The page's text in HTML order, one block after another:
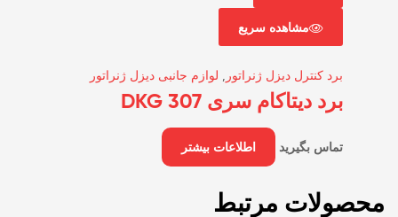
مشاهده سریع
برد کنترل دیزل ژنراتور لوازم جانبی دیزل ژنراتور
برد دیتاکام سری DKG 307
تماس بگیرید اطلاعات بیشتر
محصولات مرتبط